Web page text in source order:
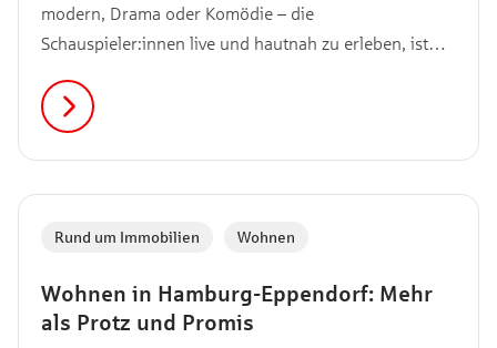
modern, Drama oder Komödie – die
Schauspieler:innen live und hautnah zu erleben, ist
hier 8 Theater in Hamburg für dich, die du unbedingt
besuchen solltest.
Wohnen in Hamburg-Eppendorf: Mehr
als Protz und Promis
Rund um Immobilien Wohnen